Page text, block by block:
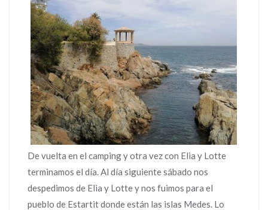
De vuelta en el camping y otra vez con Elia y Lotte
terminamos el día. Al día siguiente sábado nos
despedimos de Elia y Lotte y nos fuimos para el
pueblo de Estartit donde están las islas Medes. Lo